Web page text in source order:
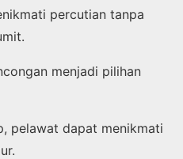
percutian tanpa
menjadi pilihan
pelawat dapat menikmati